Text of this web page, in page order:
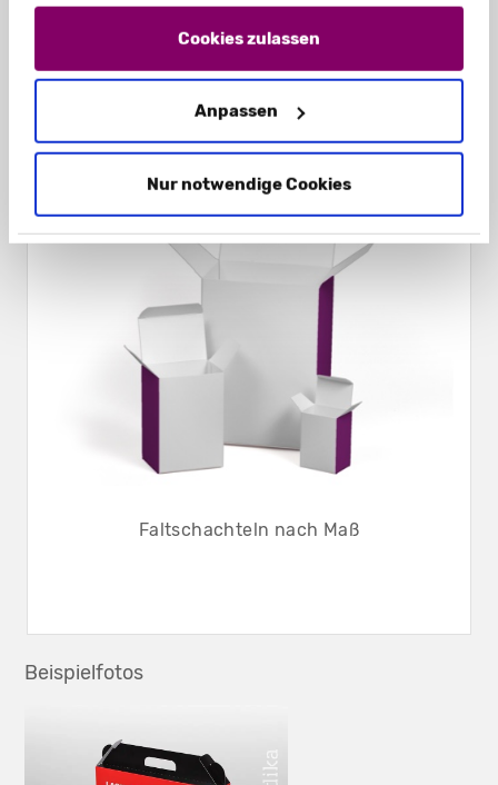
Cookies Sie zulassen. Hier finden Sie unser
und unsereDatenschutzerklärung
Cookies zulassen
Anpassen
Nur notwendige Cookies
Kissenschachteln
Faltschachteln nach Maß
Beispielfotos